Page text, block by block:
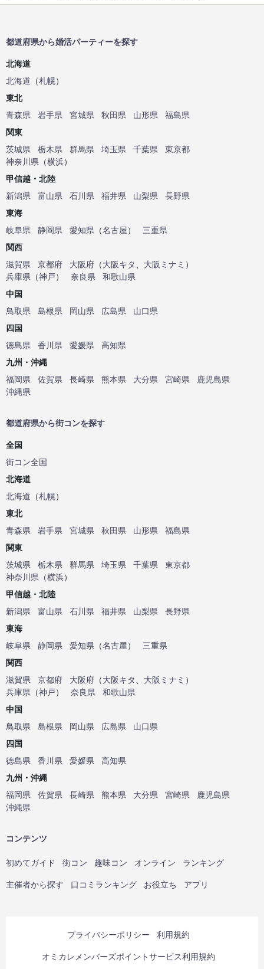
都道府県から婚活パーティーを探す
北海道
北海道 （札幌）
東北
青森県
岩手県 宮城県 秋田県 山形県
福島県
関東
茨城県
栃木県 群馬県 埼玉県 千葉県
東京都
神奈川県 （横浜）
甲信越・北陸
新潟県
富山県 石川県 福井県 山梨県
長野県
東海
岐阜県
静岡県 愛知県 （名古屋）
三重県
関西
滋賀県
京都府 大阪府 （大阪キタ 大阪ミナミ ）
兵庫県 （神戸） 奈良県
和歌山県
中国
鳥取県
島根県 岡山県 広島県
山口県
四国
徳島県
香川県 愛媛県
高知県
九州・沖縄
福岡県
佐賀県 長崎県 熊本県 大分県 宮崎県
鹿児島県
沖縄県
都道府県から街コンを探す
全国
街コン全国
北海道
北海道 （札幌）
東北
青森県
岩手県 宮城県 秋田県 山形県
福島県
関東
茨城県
栃木県 群馬県 埼玉県 千葉県
東京都
神奈川県 （横浜）
甲信越・北陸
新潟県
富山県 石川県 福井県 山梨県
長野県
東海
岐阜県
静岡県 愛知県 （名古屋）
三重県
関西
滋賀県
京都府 大阪府 （大阪キタ 大阪ミナミ ）
兵庫県 （神戸） 奈良県
和歌山県
中国
鳥取県
島根県 岡山県 広島県
山口県
四国
徳島県
香川県 愛媛県
高知県
九州・沖縄
福岡県
佐賀県 長崎県 熊本県 大分県 宮崎県
鹿児島県
沖縄県
コンテンツ
初めてガイド 街コン 趣味コン オンライン ランキング
主催者から探す 口コミランキング お役立ち アプリ
プライバシーポリシー 利用規約
オミカレメンバーズポイントサービス利用規約